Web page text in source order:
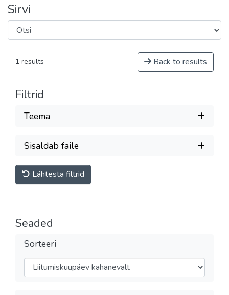
Sirvi
1 results Back to results
Filtrid
Teema
Sisaldab faile
Lähtesta filtrid
Seaded
Sorteeri